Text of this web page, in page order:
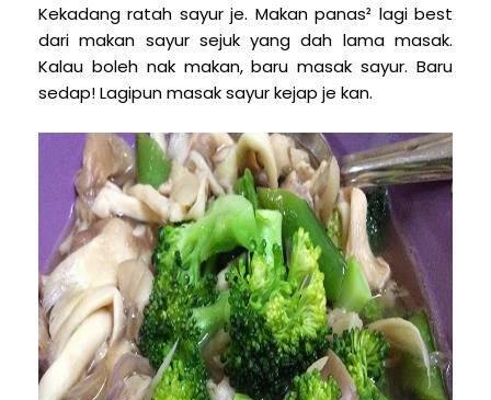
Kekadang ratah sayur je. Makan panas² lagi best
dari makan sayur sejuk yang dah lama masak.
Kalau boleh nak makan, baru masak sayur. Baru
sedap! Lagipun masak sayur kejap je kan.